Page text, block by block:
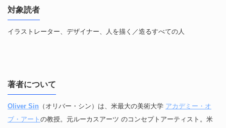
対象読者
イラストレーター、デザイナー、人を描く／造るすべての人
著者について
Oliver Sin （オリバー・シン）は、米最大の美術大学 アカデミー・オ
ブ・アート の教授。元ルーカスアーツ のコンセプトアーティスト。米